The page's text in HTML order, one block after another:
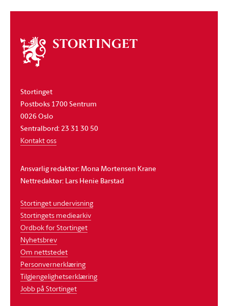
Om
stortinget
Stortinget
Postboks 1700 Sentrum
0026 Oslo
Sentralbord: 23 31 30 50
Kontakt oss
Ansvarlig redaktør: Mona Mortensen Krane
Nettredaktør: Lars Henie Barstad
Stortinget undervisning
Stortingets mediearkiv
Ordbok for Stortinget
Nyhetsbrev
Om nettstedet
Personvernerklæring
Tilgjengelighetserklæring
Jobb på Stortinget